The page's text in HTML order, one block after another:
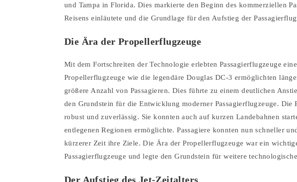
und Tampa in Florida. Dies markierte den Beginn des kommerziellen
Reisens einläutete und die Grundlage für den Aufstieg der
Die Ära der Propellerflugzeuge
Mit dem Fortschreiten der Technologie erlebten Passagierflugzeuge
Propellerflugzeuge wie die legendäre Douglas DC-3 ermöglichten
größere Anzahl von Passagieren. Dies führte zu einem deutlichen
den Grundstein für die Entwicklung moderner Passagierflugzeuge. Die
robust und zuverlässig. Sie konnten auch auf kurzen Landebahnen
entlegenen Regionen ermöglichte. Passagiere konnten nun schneller
kürzerer Zeit ihre Ziele. Die Ära der Propellerflugzeuge war ein
Passagierflugzeuge und legte den Grundstein für weitere
Der Aufstieg des Jet-Zeitalters